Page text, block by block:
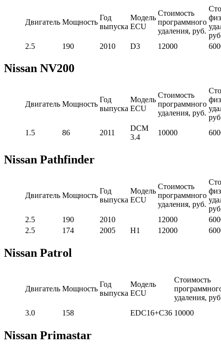
Двигатель Мощность
Год
выпуска
Модель
ECU
Стоимость
программного
удаления, руб.
2.5
190 2010 D3 12000
Nissan NV200
Двигатель Мощность
Год
выпуска
Модель
ECU
Стоимость
программного
удаления, руб.
1.5
86 2011
DCM
3.4
10000
Nissan Pathfinder
Двигатель Мощность
Год
выпуска
Модель
ECU
Стоимость
программного
удаления, руб.
2.5
190 2010 12000
2.5
174 2005 H1 12000
Nissan Patrol
Двигатель Мощность
Год
выпуска
Модель
ECU
Стоимость
удаления,
3.0
158 EDC16+C36 10000
Nissan Primastar